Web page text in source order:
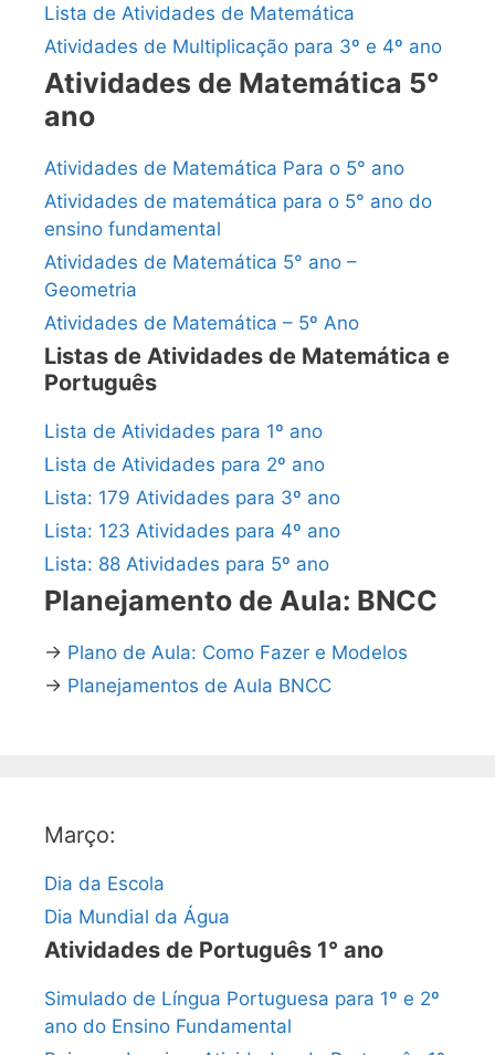
Lista de Atividades de Matemática
Atividades de Multiplicação para 3º e 4º ano
Atividades de Matemática 5°
ano
Atividades de Matemática Para o 5° ano
Atividades de matemática para o 5° ano do
ensino fundamental
Atividades de Matemática 5° ano –
Geometria
Atividades de Matemática – 5º Ano
Listas de Atividades de Matemática e
Português
Lista de Atividades para 1º ano
Lista de Atividades para 2º ano
Lista: 179 Atividades para 3º ano
Lista: 123 Atividades para 4º ano
Lista: 88 Atividades para 5º ano
Planejamento de Aula: BNCC
→ Plano de Aula: Como Fazer e Modelos
→ Planejamentos de Aula BNCC
Março:
Dia da Escola
Dia Mundial da Água
Atividades de Português 1° ano
Simulado de Língua Portuguesa para 1º e 2º
ano do Ensino Fundamental